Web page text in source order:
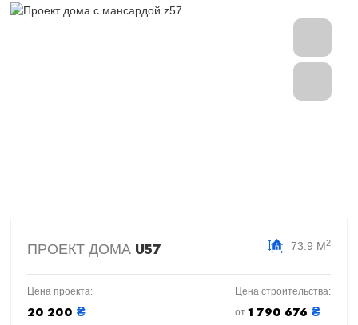
ПРОЕКТ ДОМА U57 73.9 М2
Цена проекта:
20 200 ₴
Цена строительства:
от 1 790 676 ₴